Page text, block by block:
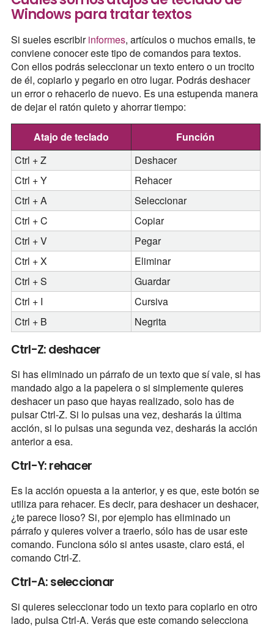
Windows para tratar textos
Si sueles escribirinformes, artículos o muchos emails, te
conviene conocer este tipo de comandos para textos.
Con ellos podrás seleccionar un texto entero o un trocito
de él, copiarlo y pegarlo en otro lugar. Podrás deshacer
un error o rehacerlo de nuevo. Es una estupenda manera
de dejar el ratón quieto y ahorrar tiempo:
Atajo de teclado
Función
Ctrl + Z
Deshacer
Ctrl + Y
Rehacer
Ctrl + A
Seleccionar
Ctrl + C
Copiar
Ctrl + V
Pegar
Ctrl + X
Eliminar
Ctrl + S
Guardar
Ctrl + I
Cursiva
Ctrl + B
Negrita
Ctrl-Z: deshacer
Si has eliminado un párrafo de un texto que sí vale, si has
mandado algo a la papelera o si simplemente quieres
deshacer un paso que hayas realizado, solo has de
pulsar Ctrl-Z. Si lo pulsas una vez, desharás la última
acción, si lo pulsas una segunda vez, desharás la acción
anterior a esa.
Ctrl-Y: rehacer
Es la acción opuesta a la anterior, y es que, este botón se
utiliza para rehacer. Es decir, para deshacer un deshacer,
¿te parece lioso? Si, por ejemplo has eliminado un
párrafo y quieres volver a traerlo, sólo has de usar este
comando. Funciona sólo si antes usaste, claro está, el
comando Ctrl-Z.
Ctrl-A: seleccionar
Si quieres seleccionar todo un texto para copiarlo en otro
lado, pulsa Ctrl-A. Verás que este comando selecciona